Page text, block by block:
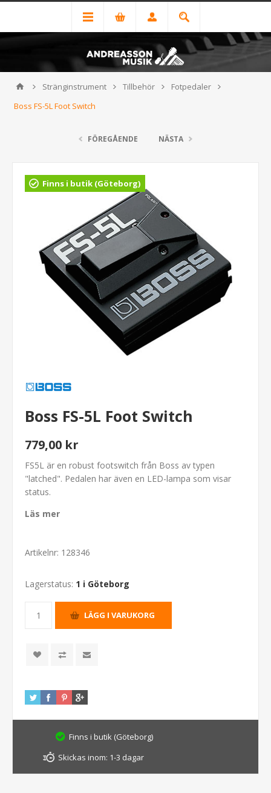
Stränginstrument Tillbehör
Fotpedaler
Boss FS-5L Foot Switch
FÖREGÅENDE NÄSTA
Finns i butik (Göteborg)
Boss FS-5L Foot Switch
779,00 kr
FS5L är en robust footswitch från Boss av typen
"latched". Pedalen har även en LED-lampa som visar
status.
Läs mer
Artikelnr: 128346
Lagerstatus: 1 i Göteborg
Finns i butik (Göteborg)
Skickas inom: 1-3 dagar